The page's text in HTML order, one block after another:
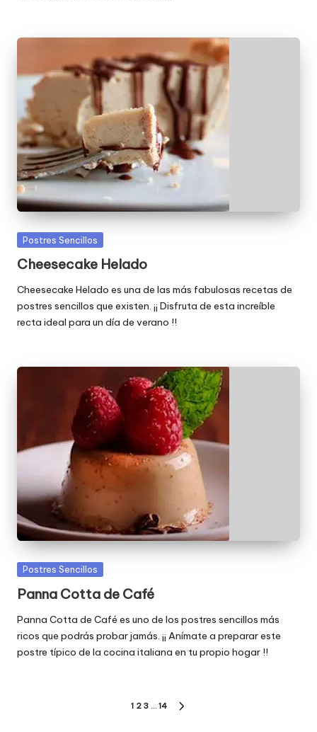
Publicada
Postres Sencillos
Cheesecake Helado
Cheesecake Helado es una de las más fabulosas recetas de
postres sencillos que existen. ¡¡ Disfruta de esta increíble
recta ideal para un día de verano !!
Publicada
Postres Sencillos
Panna Cotta de Café
Panna Cotta de Café es uno de los postres sencillos más
ricos que podrás probar jamás. ¡¡ Anímate a preparar este
postre típico de la cocina italiana en tu propio hogar !!
1 2 3 … 14